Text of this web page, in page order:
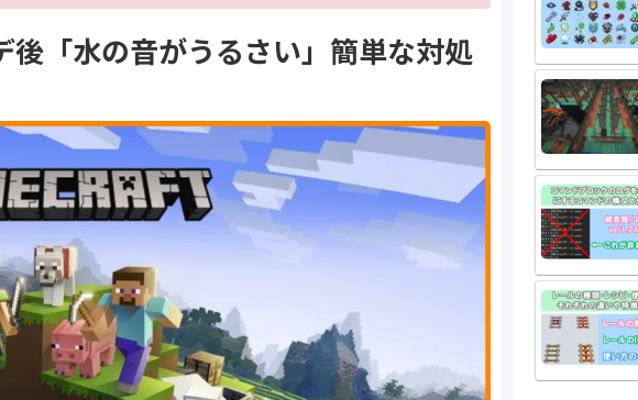
「水の音がうるさい」簡単な対処